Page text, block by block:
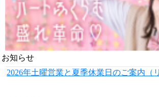
お知らせ
2026年土曜営業と夏季休業日のご案内（